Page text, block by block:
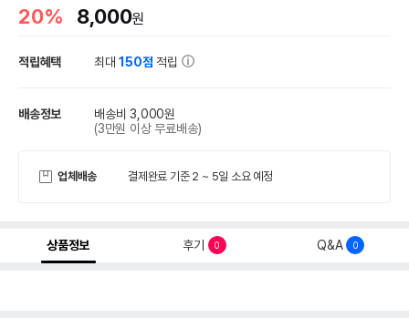
20% 8,000원
적립혜택 최대150점 적립
배송정보
배송비 3,000원
(3만원 이상 무료배송)
업체배송 결제완료 기준 2 ~ 5일 소요 예정
상품정보 후기 0 Q&A 0